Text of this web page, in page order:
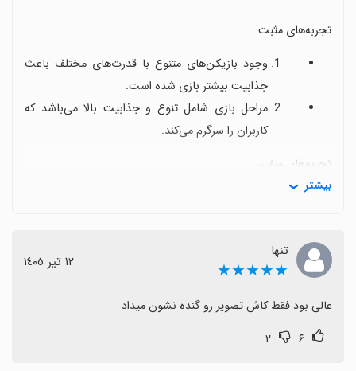
تجربه‌های مثبت
وجود بازیکن‌های متنوع با قدرت‌های مختلف باعث
جذابیت بیشتر بازی شده است.
مراحل بازی شامل تنوع و جذابیت بالا می‌باشد که
کاربران را سرگرم می‌کند.
تجربه‌های منفی
و عدم پاسخگویی به دستورات، گزارش شده است.
جمع‌بندی
بیشتر
تنها
★★★★★ ١٢ تیر ١٤٠٥
عالی بود فقط کاش تصویر رو گنده نشون میداد
۶ ۲